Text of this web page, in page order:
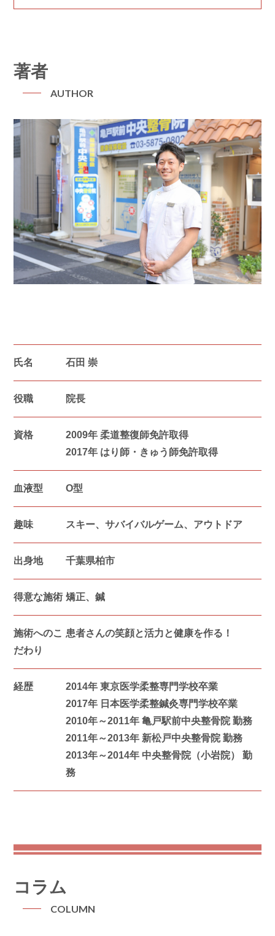
著者
AUTHOR
氏名 石田 崇
役職 院長
資格
2009年 柔道整復師免許取得
2017年 はり師・きゅう師免許取得
血液型 O型
趣味 スキー、サバイバルゲーム、アウトドア
出身地 千葉県柏市
得意な 施術 矯正、鍼
施術へのこ
だわり
患者さんの笑顔と活力と健康を作る！
経歴
2014年 東京医学柔整専門学校卒業
2017年 日本医学柔整鍼灸専門学校卒業
2010年～2011年 亀戸駅前中央整骨院 勤務
2011年～2013年 新松戸中央整骨院 勤務
2013年～2014年 中央整骨院（小岩院） 勤
務
コラム
COLUMN